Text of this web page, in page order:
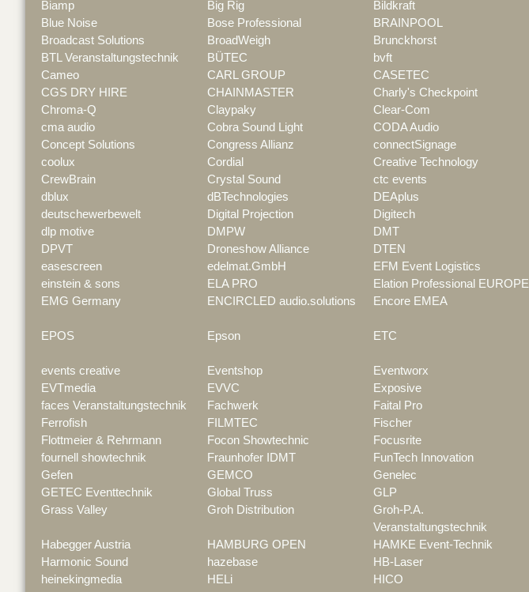
Biamp
Big Rig Bildkraft
Blue Noise
Bose Professional BRAINPOOL
Broadcast Solutions
BroadWeigh Brunckhorst
BTL Veranstaltungstechnik
BÜTEC bvft
Cameo
CARL GROUP CASETEC
CGS DRY HIRE
CHAINMASTER Charly's Checkpoint
Chroma-Q
Claypaky Clear-Com
cma audio
Cobra Sound Light CODA Audio
Concept Solutions
Congress Allianz connectSignage
coolux
Cordial Creative Technology
CrewBrain
Crystal Sound ctc events
dblux
dBTechnologies DEAplus
deutschewerbewelt
Digital Projection Digitech
dlp motive
DMPW DMT
DPVT
Droneshow Alliance DTEN
easescreen
edelmat.GmbH EFM Event Logistics
einstein & sons
ELA PRO Elation Professional EUROPE
EMG Germany
ENCIRCLED audio.solutions Encore EMEA
EPOS
Epson ETC
events creative
Eventshop Eventworx
EVTmedia
EVVC Exposive
faces Veranstaltungstechnik
Fachwerk Faital Pro
Ferrofish
FILMTEC Fischer
Flottmeier & Rehrmann
Focon Showtechnic Focusrite
fournell showtechnik
Fraunhofer IDMT FunTech Innovation
Gefen
GEMCO Genelec
GETEC Eventtechnik
Global Truss GLP
Grass Valley
Groh Distribution
Groh-P.A.
Veranstaltungstechnik
Habegger Austria
HAMBURG OPEN HAMKE Event-Technik
Harmonic Sound
hazebase HB-Laser
heinekingmedia
HELi HICO